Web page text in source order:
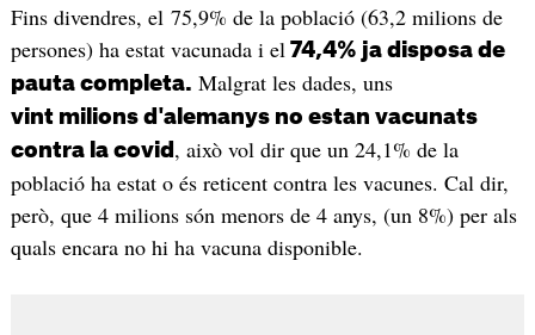
Fins divendres, el 75,9% de la població (63,2 milions de
persones) ha estat vacunada i el 74,4% ja disposa de
pauta completa. Malgrat les dades, uns
vint milions d'alemanys no estan vacunats
contra la covid , això vol dir que un 24,1% de la
població ha estat o és reticent contra les vacunes. Cal dir,
però, que 4 milions són menors de 4 anys, (un 8%) per als
quals encara no hi ha vacuna disponible.